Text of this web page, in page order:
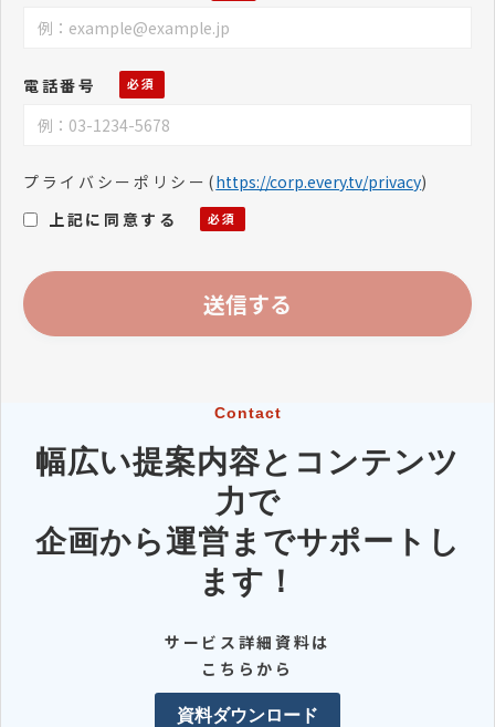
電話番号
プライバシーポリシー (https://corp.every.tv/privacy)
上記に同意する
Contact
幅広い提案内容とコンテンツ
力で
企画から運営までサポートし
ます！
サービス詳細資料は
こちらから
資料ダウンロード